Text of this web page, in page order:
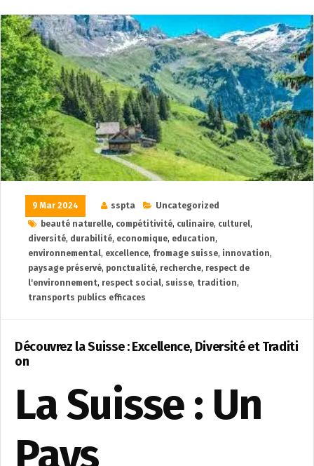
9 Mar 2024 sspta
Uncategorized
beauté naturelle, compétitivité, culinaire, culturel,
diversité, durabilité, economique, education,
environnemental, excellence, fromage suisse, innovation,
paysage préservé, ponctualité, recherche, respect de
l'environnement, respect social, suisse, tradition,
transports publics efficaces
Découvrez la Suisse : Excellence, Diversité et Traditi
on
La Suisse : Un
Pays